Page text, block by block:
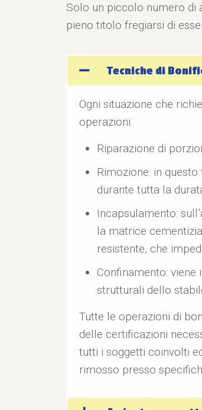
Solo un piccolo numero di
pieno titolo fregiarsi di
Tecniche di
Ogni situazione che
operazioni:
Riparazione di
Rimozione: in
durante tutta la
Incapsulamento:
la matrice
resistente, che
Confinamento:
strutturali dello
Tutte le operazioni di
delle certificazioni
tutti i soggetti coinvolti
rimosso presso